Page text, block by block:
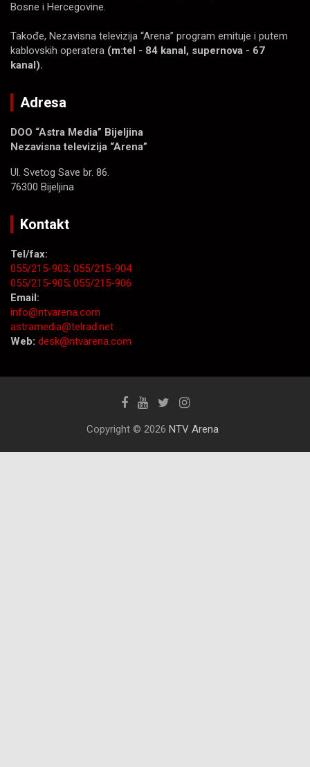
Bosne i Hercegovine.
Takođe, Nezavisna televizija “Arena” program emituje i putem
kablovskih operatera (m:tel - 84 kanal, supernova - 67
kanal).
Adresa
DOO “Astra Media” Bijeljina
Nezavisna televizija “Arena”
Ul. Svetog Save br. 86.
76300 Bijeljina
Kontakt
Tel/fax:
055/215-903; 055/215-904
055/215-905; 055/215-906
Email:
info@ntvarena.com
astramedia@telrad.net
Web: desk@ntvarena.com
Copyright © 2026 NTV Arena